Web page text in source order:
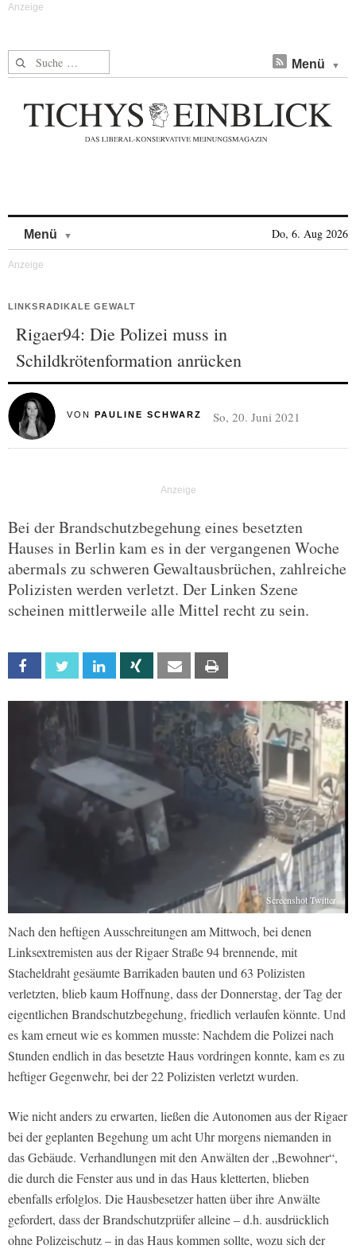
Suche nach: Menü
Menü Do, 6. Aug 2026
LINKSRADIKALE GEWALT
Rigaer94: Die Polizei muss in
Schildkrötenformation anrücken
VON PAULINE SCHWARZ So, 20. Juni 2021
Bei der Brandschutzbegehung eines besetzten
Hauses in Berlin kam es in der vergangenen Woche
abermals zu schweren Gewaltausbrüchen, zahlreiche
Polizisten werden verletzt. Der Linken Szene
scheinen mittlerweile alle Mittel recht zu sein.
Facebook Twitter Linkedin Xing Email
Screenshot Twitter
Nach den heftigen Ausschreitungen am Mittwoch, bei denen
Linksextremisten aus der Rigaer Straße 94 brennende, mit
Stacheldraht gesäumte Barrikaden bauten und 63 Polizisten
verletzten, blieb kaum Hoffnung, dass der Donnerstag, der Tag der
eigentlichen Brandschutzbegehung, friedlich verlaufen könnte. Und
es kam erneut wie es kommen musste: Nachdem die Polizei nach
Stunden endlich in das besetzte Haus vordringen konnte, kam es zu
heftiger Gegenwehr, bei der 22 Polizisten verletzt wurden.
Wie nicht anders zu erwarten, ließen die Autonomen aus der Rigaer
bei der geplanten Begehung um acht Uhr morgens niemanden in
das Gebäude. Verhandlungen mit den Anwälten der „Bewohner“,
die durch die Fenster aus und in das Haus kletterten, blieben
ebenfalls erfolglos. Die Hausbesetzer hatten über ihre Anwälte
gefordert, dass der Brandschutzprüfer alleine – d.h. ausdrücklich
ohne Polizeischutz – in das Haus kommen sollte, wozu sich der